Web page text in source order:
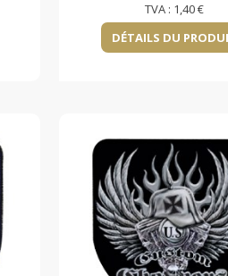
TVA : 1,40 €
DÉTAILS DU